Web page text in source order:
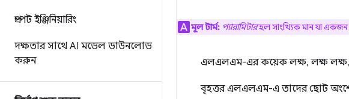
প্রম্পট ইঞ্জিনিয়ারিং
দক্ষতার সাথে AI মডেল ডাউনলোড
করুন
মূল টার্ম: প্যারামিটারহল সাংখ্যিক মান যা একজন
এলএলএম-এর কয়েক লক্ষ, লক্ষ লক্ষ,
বৃহত্তর এলএলএম-এ তাদের ছোট